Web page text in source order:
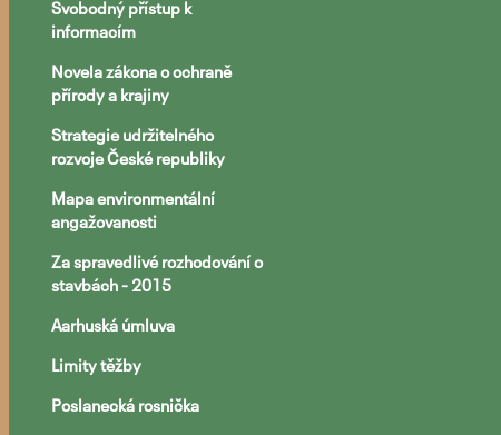
Svobodný přístup k
informacím
Novela zákona o ochraně
přírody a krajiny
Strategie udržitelného
rozvoje České republiky
Mapa environmentální
angažovanosti
Za spravedlivé rozhodování o
stavbách - 2015
Aarhuská úmluva
Limity těžby
Poslanecká rosnička